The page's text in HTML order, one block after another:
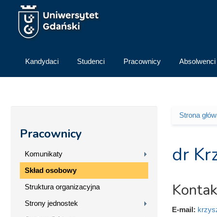
Przejdź do treści
Kandydaci Studenci Pracownicy Absolwenci
Pracownicy
Komunikaty
Skład osobowy
Struktura organizacyjna
Strony jednostek
Strona
dr
E-mail: